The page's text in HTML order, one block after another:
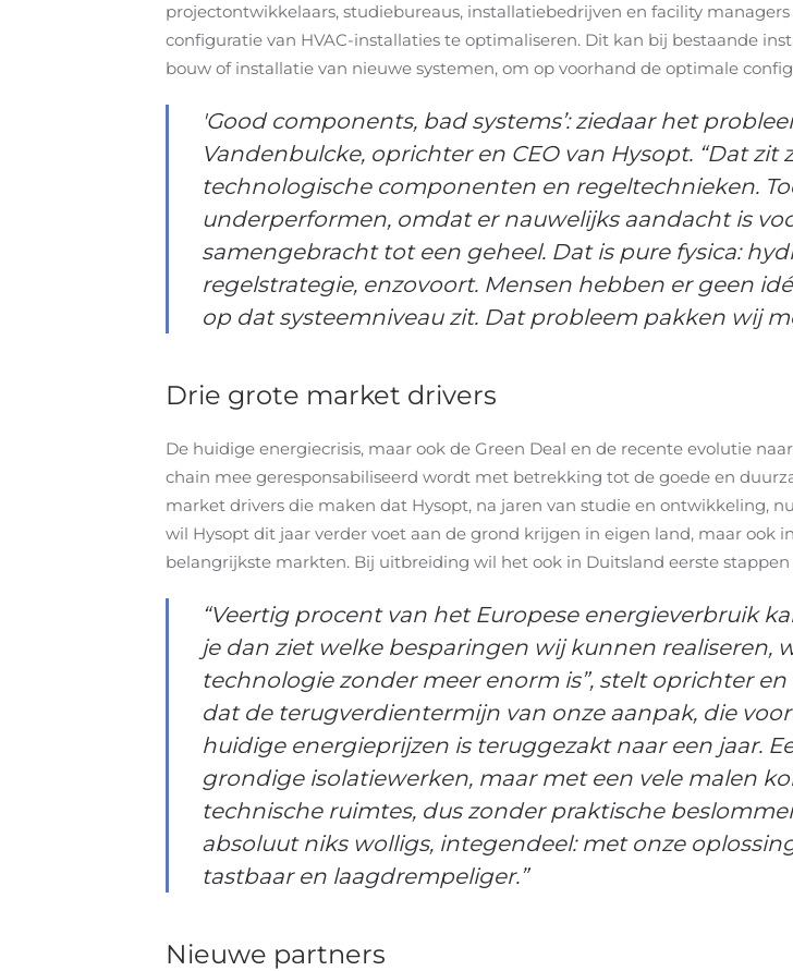
projectontwikkelaars, studiebureaus, installatiebedrijven en facility
configuratie van HVAC-installaties te optimaliseren. Dit kan bij bestaande
bouw of installatie van nieuwe systemen, om op voorhand de optimale
'Good components, bad systems’: ziedaar het
Vandenbulcke, oprichter en CEO van Hysopt. “Dat
technologische componenten en regeltechnieken.
underperformen, omdat er nauwelijks aandacht is
samengebracht tot een geheel. Dat is pure fysica:
regelstrategie, enzovoort. Mensen hebben er geen
op dat systeemniveau zit. Dat probleem pakken wij
Drie grote market drivers
De huidige energiecrisis, maar ook de Green Deal en de recente evolutie
chain mee geresponsabiliseerd wordt met betrekking tot de goede en
market drivers die maken dat Hysopt, na jaren van studie en ontwikkeling,
wil Hysopt dit jaar verder voet aan de grond krijgen in eigen land, maar
belangrijkste markten. Bij uitbreiding wil het ook in Duitsland eerste
“Veertig procent van het Europese energieverbruik
je dan ziet welke besparingen wij kunnen realiseren,
technologie zonder meer enorm is”, stelt oprichter
dat de terugverdientermijn van onze aanpak, die
huidige energieprijzen is teruggezakt naar een jaar.
grondige isolatiewerken, maar met een vele malen
technische ruimtes, dus zonder praktische
absoluut niks wolligs, integendeel: met onze
tastbaar en laagdrempeliger.”
Nieuwe partners